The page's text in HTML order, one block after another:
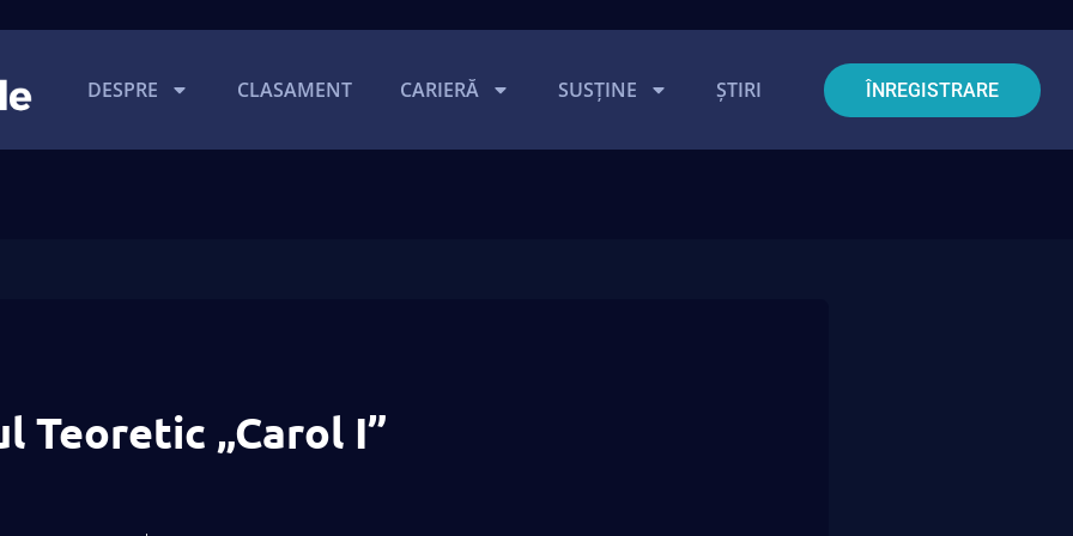
DESPRE CLASAMENT CARIERĂ SUSȚINE ȘTIRI ÎNREGISTRARE
Teoretic „Carol I”